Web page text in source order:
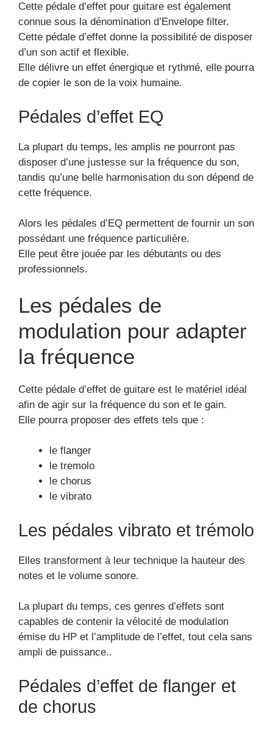
Cette pédale d’effet pour guitare est également
connue sous la dénomination d’Envelope filter.
Cette pédale d’effet donne la possibilité de disposer
d’un son actif et flexible.
Elle délivre un effet énergique et rythmé, elle pourra
de copier le son de la voix humaine.
Pédales d’effet EQ
La plupart du temps, les amplis ne pourront pas
disposer d’une justesse sur la fréquence du son,
tandis qu’une belle harmonisation du son dépend de
cette fréquence.
Alors les pédales d’EQ permettent de fournir un son
possédant une fréquence particulière.
Elle peut être jouée par les débutants ou des
professionnels.
Les pédales de
modulation pour adapter
la fréquence
Cette pédale d’effet de guitare est le matériel idéal
afin de agir sur la fréquence du son et le gain.
Elle pourra proposer des effets tels que :
le flanger
le tremolo
le chorus
le vibrato
Les pédales vibrato et trémolo
Elles transforment à leur technique la hauteur des
notes et le volume sonore.
La plupart du temps, ces genres d’effets sont
capables de contenir la vélocité de modulation
émise du HP et l’amplitude de l’effet, tout cela sans
ampli de puissance..
Pédales d’effet de flanger et
de chorus